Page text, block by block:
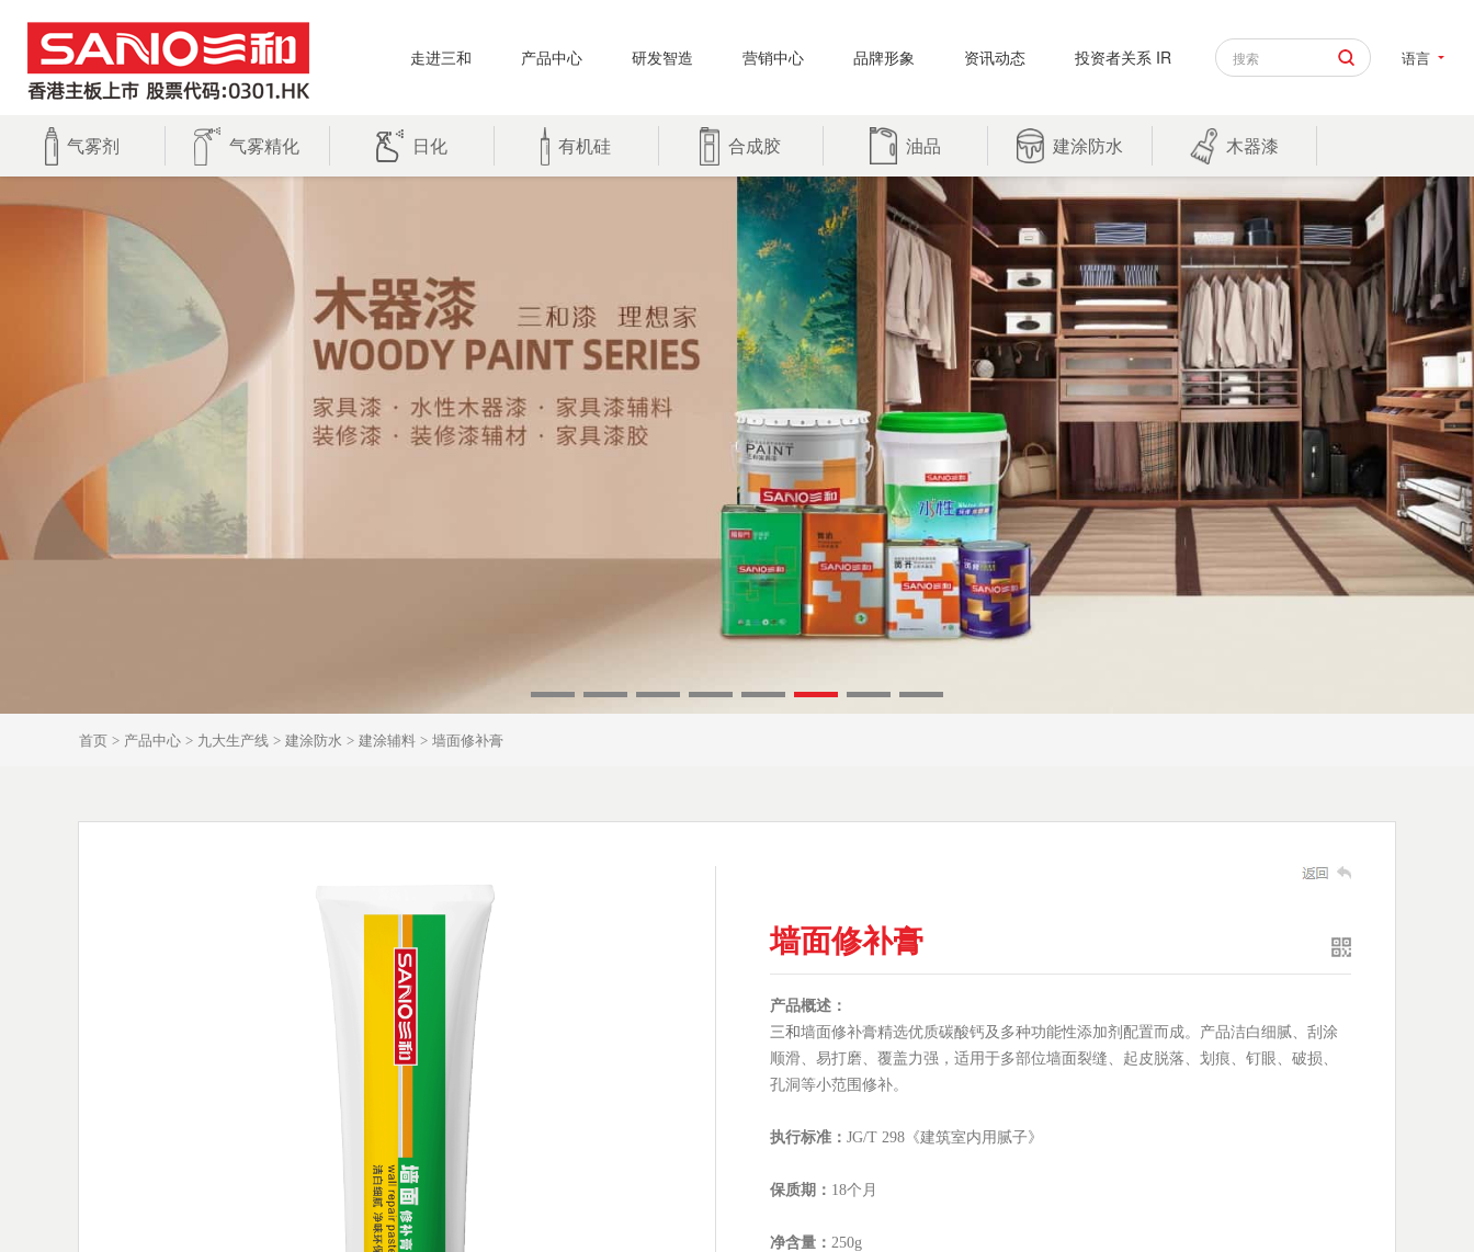
语言
走进三和 产品中心 研发智造 营销中心 品牌形象 资讯动态 投资者关系 IR
气雾剂 气雾精化 日化 有机硅 合成胶 油品 建涂防水 木器漆
首页 > 产品中心 > 九大生产线 > 建涂防水 > 建涂辅料 > 墙面修补膏
墙面修补膏
产品概述：
三和墙面修补膏精选优质碳酸钙及多种功能性添加剂配置而成。产品洁白细腻、刮涂
顺滑、易打磨、覆盖力强，适用于多部位墙面裂缝、起皮脱落、划痕、钉眼、破损、
孔洞等小范围修补。
执行标准： JG/T 298《建筑室内用腻子》
保质期： 18个月
净含量： 250g